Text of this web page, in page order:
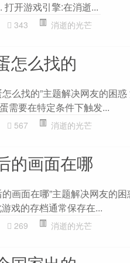
开游戏引擎:在消逝...
343 消逝的光芒
怎么找的
么找的”主题解决网友的困
需要在特定条件下触发...
567 消逝的光芒
的画面在哪
画面在哪”主题解决网友的
戏的存档通常保存在...
269 消逝的光芒